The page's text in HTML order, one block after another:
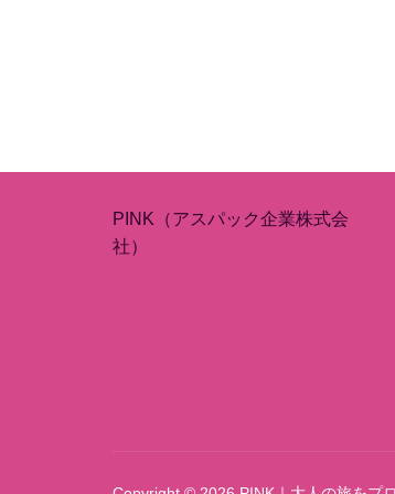
PINK（アスパック企業株式会
社）